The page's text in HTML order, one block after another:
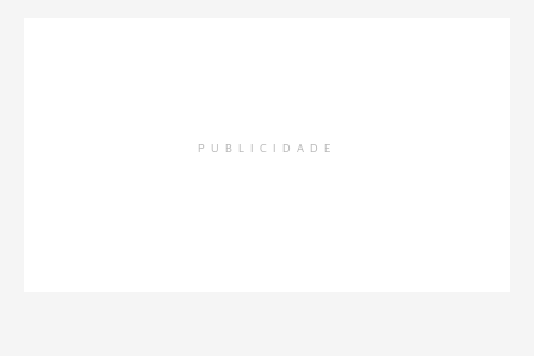
PUBLICIDADE